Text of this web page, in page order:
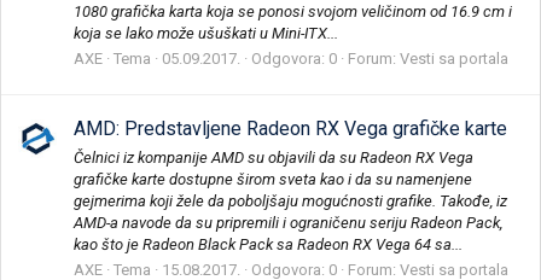
1080 grafička karta koja se ponosi svojom veličinom od 16.9 cm i
koja se lako može ušuškati u Mini-ITX...
AXE Tema 05.09.2017. Odgovora: 0 Forum: Vesti sa portala
AMD: Predstavljene Radeon RX Vega grafičke karte
Čelnici iz kompanije AMD su objavili da su Radeon RX Vega
grafičke karte dostupne širom sveta kao i da su namenjene
gejmerima koji žele da poboljšaju mogućnosti grafike. Takođe, iz
AMD-a navode da su pripremili i ograničenu seriju Radeon Pack,
kao što je Radeon Black Pack sa Radeon RX Vega 64 sa...
AXE Tema 15.08.2017. Odgovora: 0 Forum: Vesti sa portala